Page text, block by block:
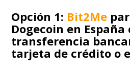
Opción 1: Bit2Me
Dogecoin en España
transferencia
tarjeta de crédito o